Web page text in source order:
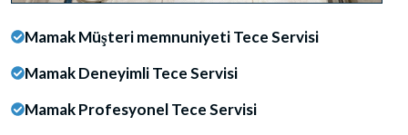
Mamak Müşteri memnuniyeti Tece Servisi
Mamak Deneyimli Tece Servisi
Mamak Profesyonel Tece Servisi